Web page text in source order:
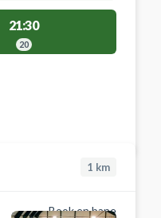
21:30
20
1 km
Book en bane